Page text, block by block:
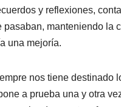
y reflexiones,
pasaban, manteniendo la
una mejoría.
nos tiene destinado
a prueba una y otra